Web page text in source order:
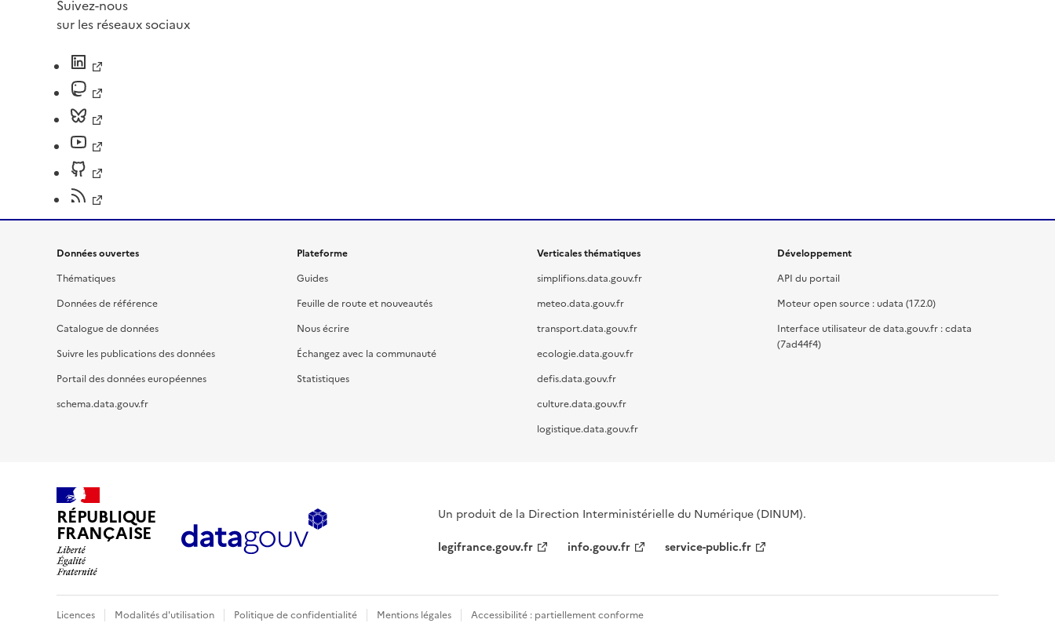
Suivez-nous
sur les réseaux sociaux
Données ouvertes
Thématiques
Données de référence
Catalogue de données
Suivre les publications des données
Portail des données européennes
schema.data.gouv.fr
Plateforme
Guides
Feuille de route et nouveautés
Nous écrire
Échangez avec la communauté
Statistiques
Verticales thématiques
simplifions.data.gouv.fr
meteo.data.gouv.fr
transport.data.gouv.fr
ecologie.data.gouv.fr
defis.data.gouv.fr
culture.data.gouv.fr
logistique.data.gouv.fr
Développement
API du portail
Moteur open source : udata (17.2.0)
Interface utilisateur de data.gouv.fr : cdata
(7ad44f4)
RÉPUBLIQUE
FRANÇAISE
Un produit de la Direction Interministérielle du Numérique (DINUM).
legifrance.gouv.fr
info.gouv.fr service-public.fr
Licences Modalités d'utilisation Politique de confidentialité Mentions légales Accessibilité : partiellement conforme